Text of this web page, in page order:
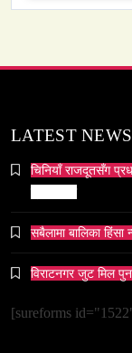
प्रतिशोध
जनकपुर सहित
LATEST NEWS
चिनियाँ राजदूतसँग
सबैलामा बालिका
विराटनगर जुट मिल
[sureforms